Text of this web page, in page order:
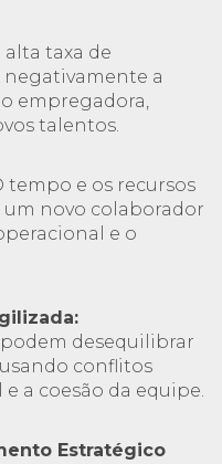
alta taxa de
a
empregadora,
talentos.
tempo e os recursos
novo colaborador
e o
desequilibrar
conflitos
a coesão da equipe.
Estratégico